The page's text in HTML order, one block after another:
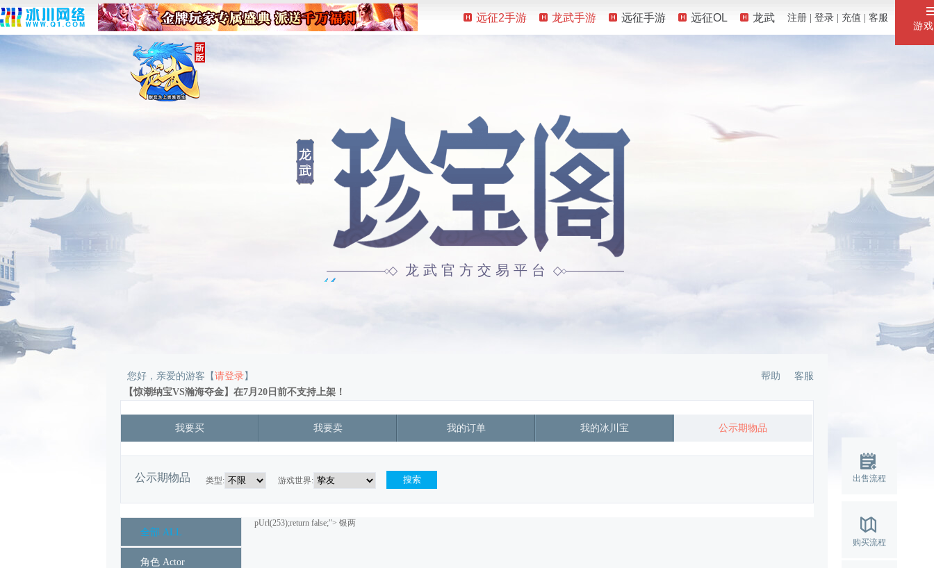
游
远征2手游 龙武手游 远征手游 远征OL 龙武 注册 登录 充值 客服
龙武官方交易平台
出售流程
购买流程
您好，亲爱的游客【请登录 】 客服
帮助
【惊潮纳宝VS瀚海夺金】在7月20日前不支持上架！
我要买 我要卖 我的订单 我的冰川宝 公示期物品
公示期物品 类型: 游戏世界:
全部 ALL
角色 Actor
pUrl(253);return false;"> 银两